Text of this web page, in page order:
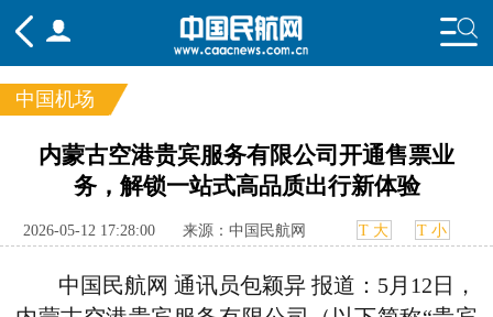
频道
要闻 国内 国际
行业
航图 智库 专题 舆情
中国机场
内蒙古空港贵宾服务有限公司开通售票业
务，解锁一站式高品质出行新体验
2026-05-12 17:28:00 来源：中国民航网 T 大 T 小
中国民航网 通讯员包颖异 报道：5月12日，